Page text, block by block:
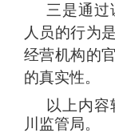
三是通过
人员的行为
经营机构的
的真实性。
以上内
川监管局。